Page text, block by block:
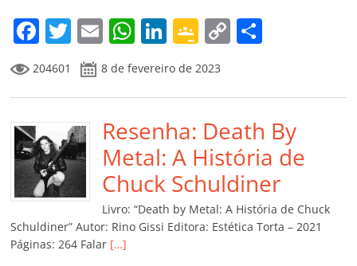
F
a
c
e
b
o
o
k
T
w
itt
er
E
m
ai
l
W
at
s
A
p
p
Li
k
e
dI
n
G
o
o
gl
e
Cl
a
ss
ro
C
y
Li
n
k
p
ar
til
h
ar
204601 8 de fevereiro de 2023
Resenha: Death By
Metal: A História de
Chuck Schuldiner
Livro: “Death by Metal: A História de Chuck
Schuldiner” Autor: Rino Gissi Editora: Estética Torta – 2021
Páginas: 264 Falar […]